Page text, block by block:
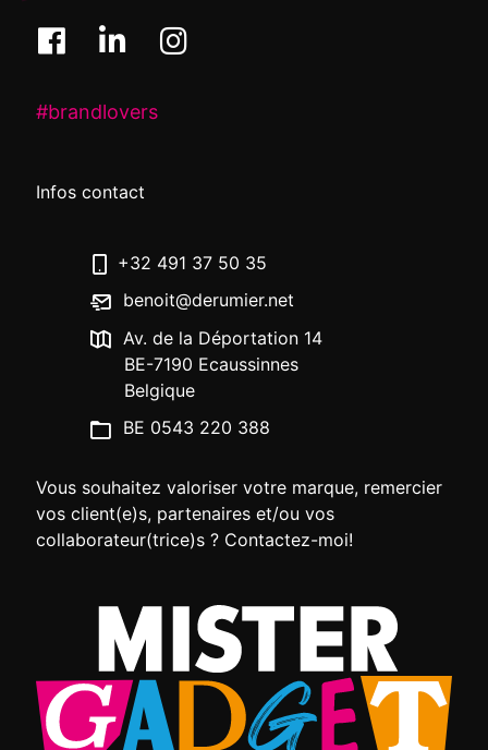
#brandlovers
Infos contact
+32 491 37 50 35
benoit@derumier.net
Av. de la Déportation 14
BE-7190 Ecaussinnes
Belgique
BE 0543 220 388
Vous souhaitez valoriser votre marque, remercier
vos client(e)s, partenaires et/ou vos
collaborateur(trice)s ? Contactez-moi!